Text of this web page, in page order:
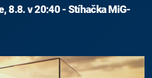
8.8. v 20:40 - Stíhačka MiG-